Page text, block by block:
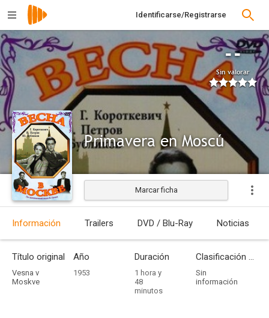
Identificarse/Registrarse
--
Sin valorar
Primavera en Moscú
Marcar ficha
Información Trailers DVD / Blu-Ray Noticias
Título original
Vesna v
Moskve
Año
1953
Duración
1 hora y
48
minutos
Clasificación por edades
Sin
información